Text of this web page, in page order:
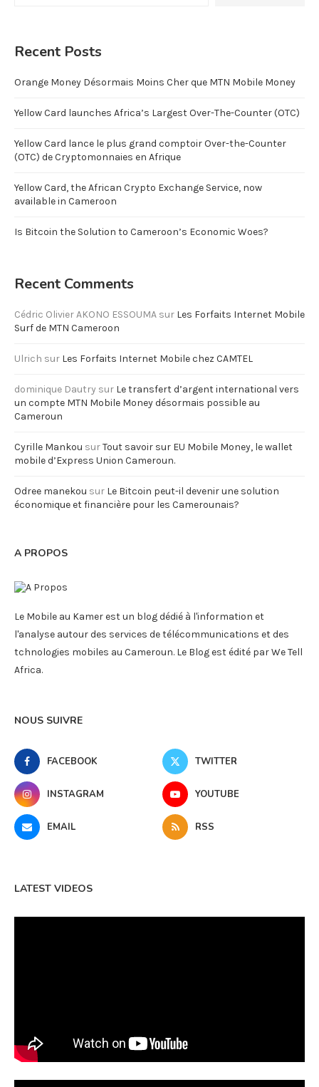
Recent Posts
Orange Money Désormais Moins Cher que MTN Mobile Money
Yellow Card launches Africa’s Largest Over-The-Counter (OTC)
Yellow Card lance le plus grand comptoir Over-the-Counter
(OTC) de Cryptomonnaies en Afrique
Yellow Card, the African Crypto Exchange Service, now
available in Cameroon
Is Bitcoin the Solution to Cameroon’s Economic Woes?
Recent Comments
Cédric Olivier AKONO ESSOUMA sur Les Forfaits Internet Mobile
Surf de MTN Cameroon
Ulrich sur Les Forfaits Internet Mobile chez CAMTEL
dominique Dautry sur Le transfert d’argent international vers
un compte MTN Mobile Money désormais possible au
Cameroun
Cyrille Mankou surTout savoir sur EU Mobile Money, le wallet
mobile d’Express Union Cameroun.
Odree manekou sur Le Bitcoin peut-il devenir une solution
économique et financière pour les Camerounais?
A PROPOS
Le Mobile au Kamer est un blog dédié à l'information et
l'analyse autour des services de télécommunications et des
tchnologies mobiles au Cameroun. Le Blog est édité par We Tell
Africa.
NOUS SUIVRE
FACEBOOK TWITTER
INSTAGRAM YOUTUBE
EMAIL RSS
LATEST VIDEOS